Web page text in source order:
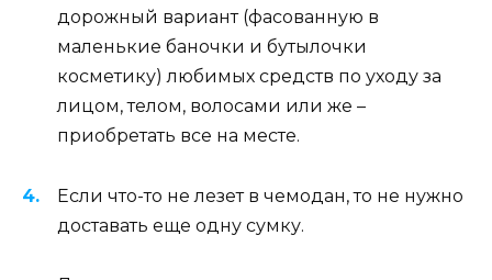
дорожный вариант (фасованную в
маленькие баночки и бутылочки
косметику) любимых средств по уходу за
лицом, телом, волосами или же –
приобретать все на месте.
Если что-то не лезет в чемодан, то не нужно
доставать еще одну сумку.